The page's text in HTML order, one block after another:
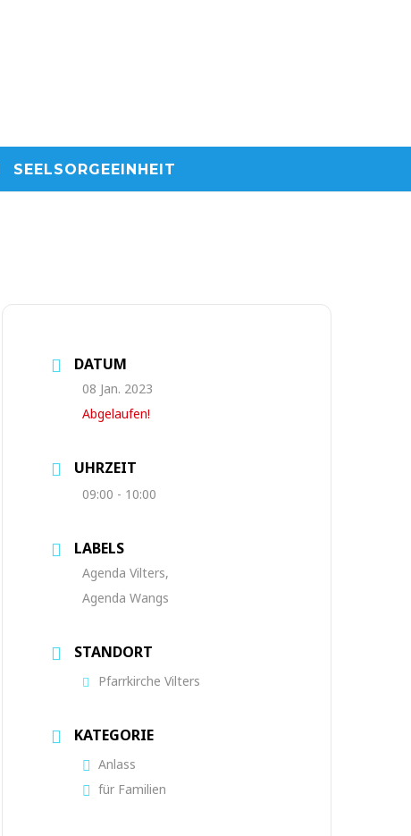
SEELSORGEEINHEIT
DATUM
08 Jan. 2023
Abgelaufen!
UHRZEIT
09:00 - 10:00
LABELS
Agenda Vilters,
Agenda Wangs
STANDORT
Pfarrkirche Vilters
KATEGORIE
Anlass
für Familien